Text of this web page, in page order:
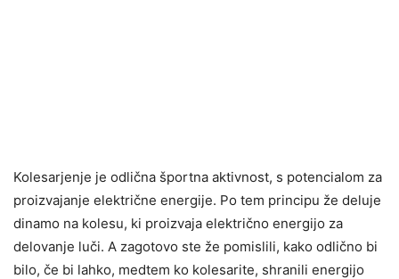
Kolesarjenje je odlična športna aktivnost, s potencialom za
proizvajanje električne energije. Po tem principu že deluje
dinamo na kolesu, ki proizvaja električno energijo za
delovanje luči. A zagotovo ste že pomislili, kako odlično bi
bilo, če bi lahko, medtem ko kolesarite, shranili energijo